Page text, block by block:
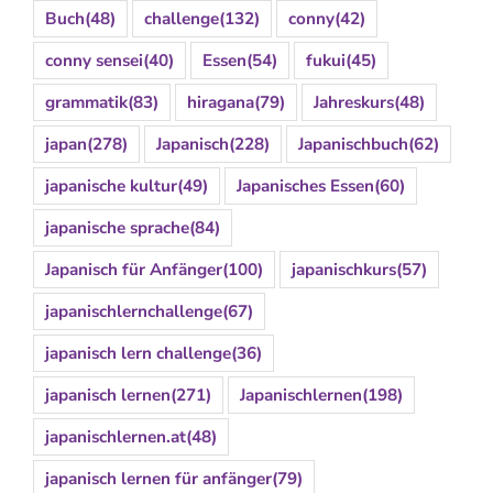
Buch(48) challenge(132) conny(42)
conny sensei(40) Essen(54) fukui(45)
grammatik(83) hiragana(79) Jahreskurs(48)
japan(278) Japanisch(228) Japanischbuch(62)
japanische kultur(49) Japanisches Essen(60)
japanische sprache(84)
Japanisch für Anfänger(100) japanischkurs(57)
japanischlernchallenge(67)
japanisch lern challenge(36)
japanisch lernen(271) Japanischlernen(198)
japanischlernen.at(48)
japanisch lernen für anfänger(79)